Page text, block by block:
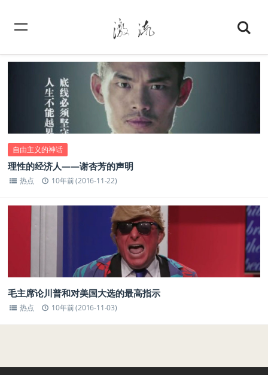
自由主义的神话
理性的经济人——谢杏芳的声明
热点 10年前 (2016-11-22)
毛主席论川普和对美国大选的最高指示
热点 10年前 (2016-11-03)